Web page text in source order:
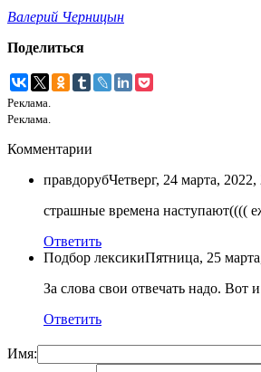
Валерий Черницын
Поделиться
Реклама.
Реклама.
Комментарии
правдорубЧетверг, 24 марта, 2022,
страшные времена наступают((((
Ответить
Подбор лексикиПятница, 25
За слова свои отвечать надо. Вот
Ответить
Имя: